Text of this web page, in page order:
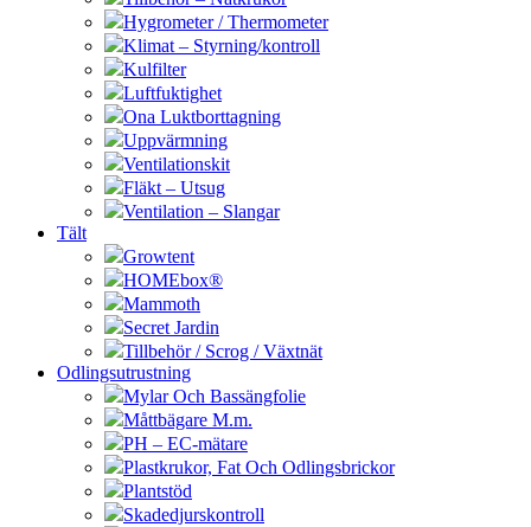
Hygrometer / Thermometer
Klimat – Styrning/kontroll
Kulfilter
Luftfuktighet
Ona Luktborttagning
Uppvärmning
Ventilationskit
Fläkt – Utsug
Ventilation – Slangar
Tält
Growtent
HOMEbox®
Mammoth
Secret Jardin
Tillbehör / Scrog / Växtnät
Odlingsutrustning
Mylar Och Bassängfolie
Måttbägare M.m.
PH – EC-mätare
Plastkrukor, Fat Och Odlingsbrickor
Plantstöd
Skadedjurskontroll